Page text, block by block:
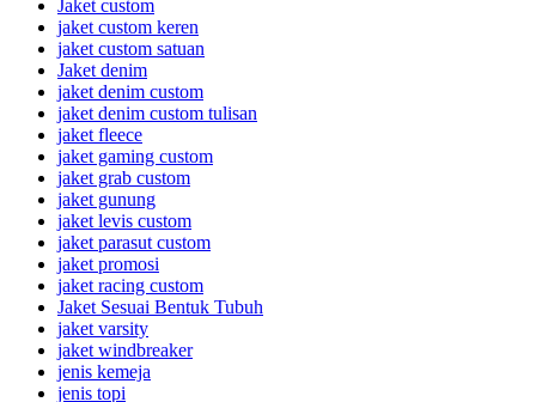
Jaket custom
jaket custom keren
jaket custom satuan
Jaket denim
jaket denim custom
jaket denim custom tulisan
jaket fleece
jaket gaming custom
jaket grab custom
jaket gunung
jaket levis custom
jaket parasut custom
jaket promosi
jaket racing custom
Jaket Sesuai Bentuk Tubuh
jaket varsity
jaket windbreaker
jenis kemeja
jenis topi